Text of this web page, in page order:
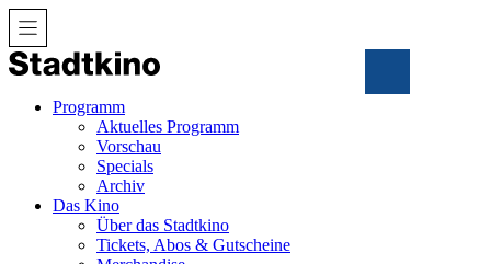
Zum
Inhalt
Programm
Aktuelles Programm
Vorschau
Specials
Archiv
Das Kino
Über das Stadtkino
Tickets, Abos & Gutscheine